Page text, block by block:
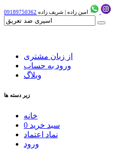
09189750362 امین زاده | شریف زاده
از زبان مشتری
ورود به حساب
وبلاگ
زیر دسته ها
خانه
0 سبد خرید
نماد اعتماد
ورود